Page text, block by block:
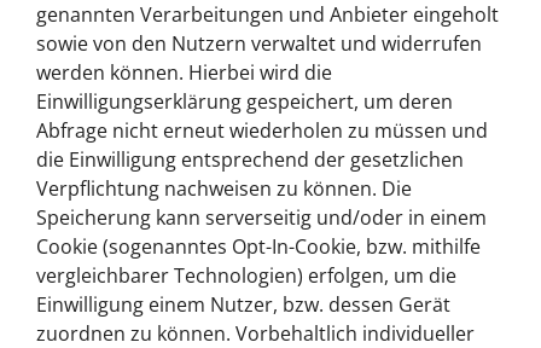
genannten Verarbeitungen und Anbieter eingeholt
sowie von den Nutzern verwaltet und widerrufen
werden können. Hierbei wird die
Einwilligungserklärung gespeichert, um deren
Abfrage nicht erneut wiederholen zu müssen und
die Einwilligung entsprechend der gesetzlichen
Verpflichtung nachweisen zu können. Die
Speicherung kann serverseitig und/oder in einem
Cookie (sogenanntes Opt-In-Cookie, bzw. mithilfe
vergleichbarer Technologien) erfolgen, um die
Einwilligung einem Nutzer, bzw. dessen Gerät
zuordnen zu können. Vorbehaltlich individueller